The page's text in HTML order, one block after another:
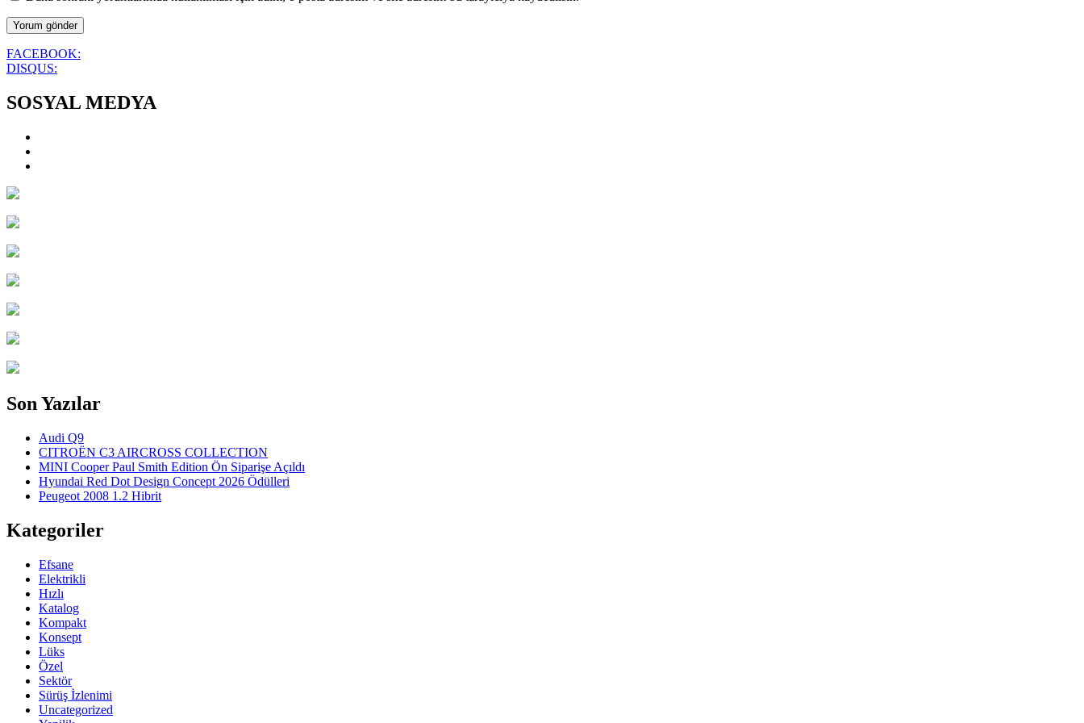
FACEBOOK:
DISQUS:
SOSYAL MEDYA
Son Yazılar
Audi Q9
CITROËN C3 AIRCROSS COLLECTION
MINI Cooper Paul Smith Edition Ön Siparişe Açıldı
Hyundai Red Dot Design Concept 2026 Ödülleri
Peugeot 2008 1.2 Hibrit
Kategoriler
Efsane
Elektrikli
Hızlı
Katalog
Kompakt
Konsept
Lüks
Özel
Sektör
Sürüş İzlenimi
Uncategorized